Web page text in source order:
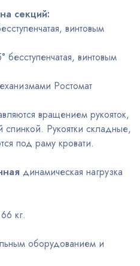
секций:
винтовым
винтовым
Ростомат
вращением рукояток,
Рукоятки складные,
под раму кровати.
динамическая нагрузка
кг.
оборудованием и